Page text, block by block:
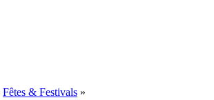
Fêtes & Festivals »